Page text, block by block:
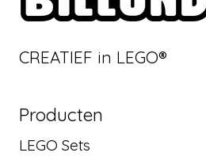
CREATIEF in LEGO®
Producten
LEGO Sets